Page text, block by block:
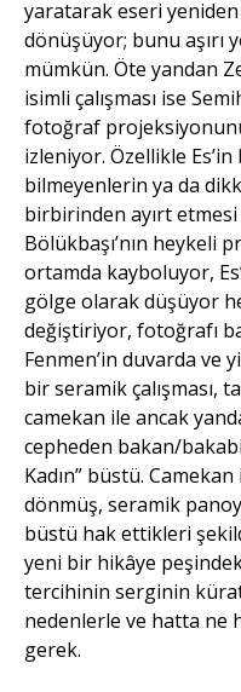
yaratarak eseri yeniden
dönüşüyor; bunu aşırı
mümkün. Öte yandan
isimli çalışması ise
fotoğraf
izleniyor. Özellikle Es’in
bilmeyenlerin ya da
birbirinden ayırt
Bölükbaşı’nın heykeli
ortamda kayboluyor,
gölge olarak düşüyor
değiştiriyor, fotoğrafı
Fenmen’in duvarda ve
bir seramik çalışması,
camekan ile ancak
cepheden bakan/
Kadın” büstü.
dönmüş, seramik
büstü hak ettikleri
yeni bir hikâye
tercihinin serginin
nedenlerle ve hatta ne
gerek.